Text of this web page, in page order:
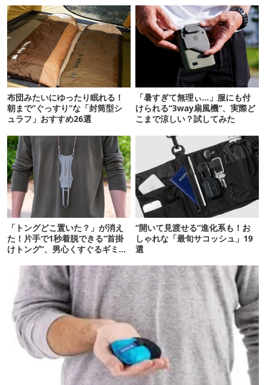
布団みたいにゆったり眠れる！
朝まで“ぐっすり”な「封筒型シ
ュラフ」おすすめ26選
「暑すぎて無理ぃ…」服にも付
けられる“3way扇風機”、実際ど
こまで涼しい？試してみた
「トングどこ置いた？」が消え
た！片手で1秒着脱できる“首掛
けトング”、男心くすぐるギミッ
“開いて見渡せる”進化系も！お
しゃれな「最旬サコッシュ」19
選